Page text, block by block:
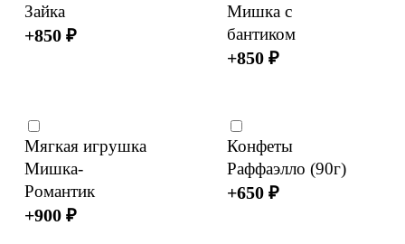
Зайка
+850₽
Мишка с
бантиком
+850₽
Мягкая игрушка
Мишка-
Романтик
+900₽
Конфеты
Раффаэлло (90г)
+650₽